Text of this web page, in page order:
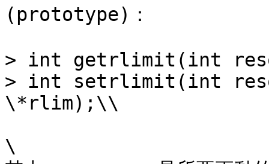
(prototype)：
> int getrlimit(int
> int setrlimit(int
\*rlim);\\
\